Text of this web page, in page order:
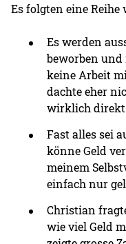
Es folgten eine Reihe
Es werden
beworben und
keine Arbeit
dachte eher
wirklich direkt
Fast alles sei
könne Geld
meinem
einfach nur
Christian
wie viel Geld